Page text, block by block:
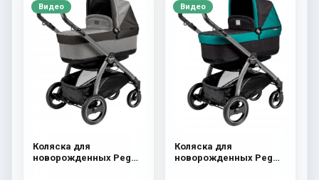
Видео
Коляска для
новорожденных Peg
Видео
Коляска для
новорожденных Peg